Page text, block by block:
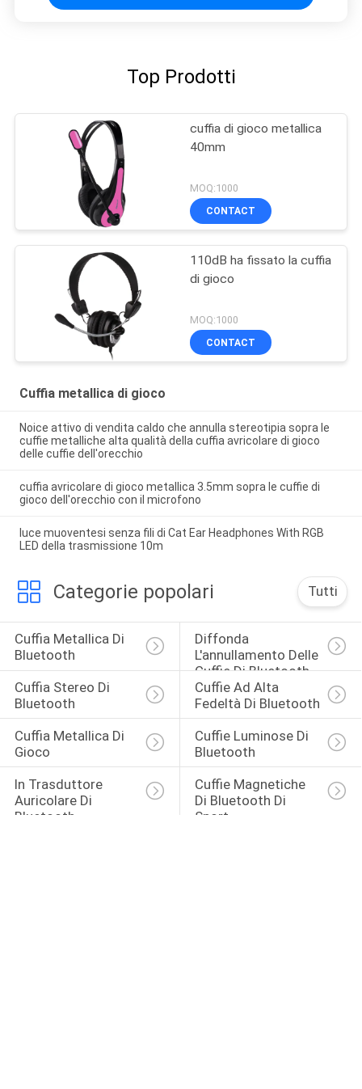
Top Prodotti
cuffia di gioco metallica
40mm
MOQ:1000
CONTACT
110dB ha fissato la cuffia
di gioco
MOQ:1000
CONTACT
Cuffia metallica di gioco
Noice attivo di vendita caldo che annulla stereotipia sopra le
cuffie metalliche alta qualità della cuffia avricolare di gioco
delle cuffie dell'orecchio
cuffia avricolare di gioco metallica 3.5mm sopra le cuffie di
gioco dell'orecchio con il microfono
luce muoventesi senza fili di Cat Ear Headphones With RGB
LED della trasmissione 10m
Categorie popolari Tutti
Cuffia Metallica Di
Bluetooth
Diffonda
L'annullamento Delle
Cuffie Di Bluetooth
Cuffia Stereo Di
Bluetooth
Cuffie Ad Alta
Fedeltà Di Bluetooth
Cuffia Metallica Di
Gioco
Cuffie Luminose Di
Bluetooth
In Trasduttore
Auricolare Di
Bluetooth
Cuffie Magnetiche
Di Bluetooth Di
Sport